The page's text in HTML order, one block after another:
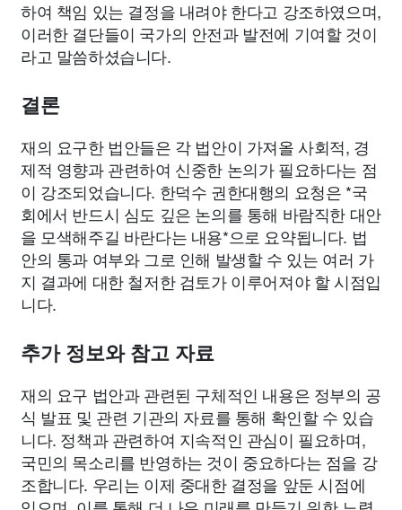
하여 책임 있는 결정을 내려야 한다고 강조하였으며,
이러한 결단들이 국가의 안전과 발전에 기여할 것이
라고 말씀하셨습니다.
결론
재의 요구한 법안들은 각 법안이 가져올 사회적, 경
제적 영향과 관련하여 신중한 논의가 필요하다는 점
이 강조되었습니다. 한덕수 권한대행의 요청은 *국
회에서 반드시 심도 깊은 논의를 통해 바람직한 대안
을 모색해주길 바란다는 내용*으로 요약됩니다. 법
안의 통과 여부와 그로 인해 발생할 수 있는 여러 가
지 결과에 대한 철저한 검토가 이루어져야 할 시점입
니다.
추가 정보와 참고 자료
재의 요구 법안과 관련된 구체적인 내용은 정부의 공
식 발표 및 관련 기관의 자료를 통해 확인할 수 있습
니다. 정책과 관련하여 지속적인 관심이 필요하며,
국민의 목소리를 반영하는 것이 중요하다는 점을 강
조합니다. 우리는 이제 중대한 결정을 앞둔 시점에